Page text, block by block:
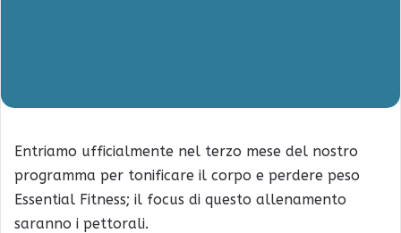
Entriamo ufficialmente nel terzo mese del nostro
programma per tonificare il corpo e perdere peso
Essential Fitness; il focus di questo allenamento
saranno i pettorali.